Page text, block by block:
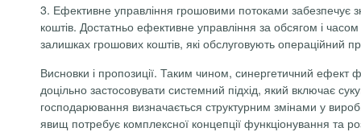
3. Ефективне управління грошовими потоками забезпечує
коштів. Достатньо ефективне управління за обсягом і
залишках грошових коштів, які обслуговують операційний
Висновки і пропозиції. Таким чином, синергетичний ефект
доцільно застосовувати системний підхід, який включає
господарювання визначається структурним змінами у
явищ потребує комплексної концепції функціонування та